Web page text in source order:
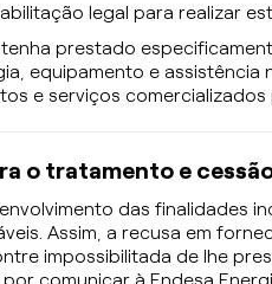
legal para realizar
prestado
equipamento e
e serviços comercializados
o tratamento e
das finalidades
Assim, a recusa em
impossibilitada de lhe